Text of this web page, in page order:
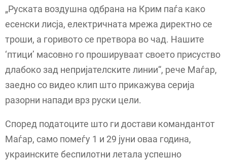
„Руската воздушна одбрана на Крим паѓа како
есенски лисја, електричната мрежа директно се
троши, а горивото се претвора во чад. Нашите
‘птици’ масовно го прошируваат своето присуство
длабоко зад непријателските линии“, рече Маѓар,
заедно со видео клип што прикажува серија
разорни напади врз руски цели.
Според податоците што ги достави командантот
Маѓар, само помеѓу 1 и 29 јуни оваа година,
украинските беспилотни летала успешно